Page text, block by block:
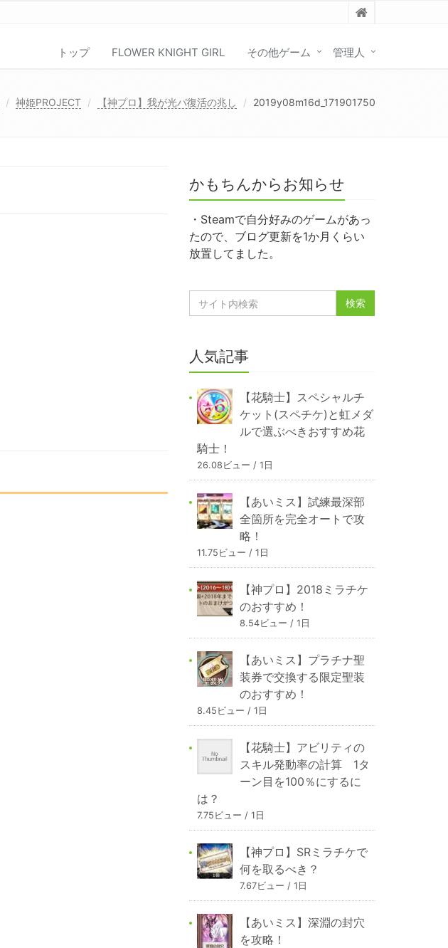
トップ FLOWER KNIGHT GIRL その他ゲーム 管理人
神姫PROJECT 【神プロ】我が光パ復活の兆し 2019y08m16d_171901750
かもちんからお知らせ
・Steamで自分好みのゲームがあっ
たので、ブログ更新を1か月くらい
放置してました。
人気記事
【花騎士】スペシャルチ
ケット(スペチケ)と虹メダ
ルで選ぶべきおすすめ花
騎士！
26.08ビュー / 1日
【あいミス】試練最深部
全箇所を完全オートで攻
略！
11.75ビュー / 1日
【神プロ】2018ミラチケ
のおすすめ！
8.54ビュー / 1日
【あいミス】プラチナ聖
装券で交換する限定聖装
のおすすめ！
8.45ビュー / 1日
【花騎士】アビリティの
スキル発動率の計算 1タ
ーン目を100％にするに
は？
7.75ビュー / 1日
【神プロ】SRミラチケで
何を取るべき？
7.67ビュー / 1日
【あいミス】深淵の封穴
を攻略！